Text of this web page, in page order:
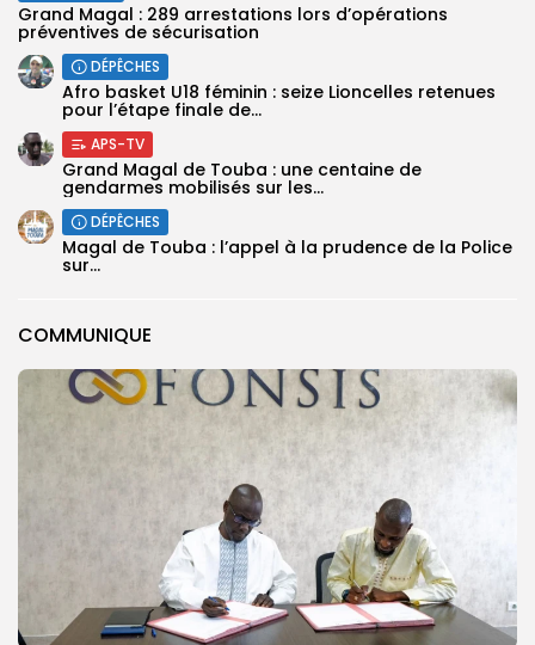
COMMUNIQUE
Grand Magal : 289 arrestations lors d’opérations
préventives de sécurisation
DÉPÊCHES
‎Afro basket U18 féminin : seize Lioncelles retenues
pour l’étape finale de...
APS-TV
Grand Magal de Touba : une centaine de
gendarmes mobilisés sur les...
DÉPÊCHES
Magal de Touba : l’appel à la prudence de la Police
sur...